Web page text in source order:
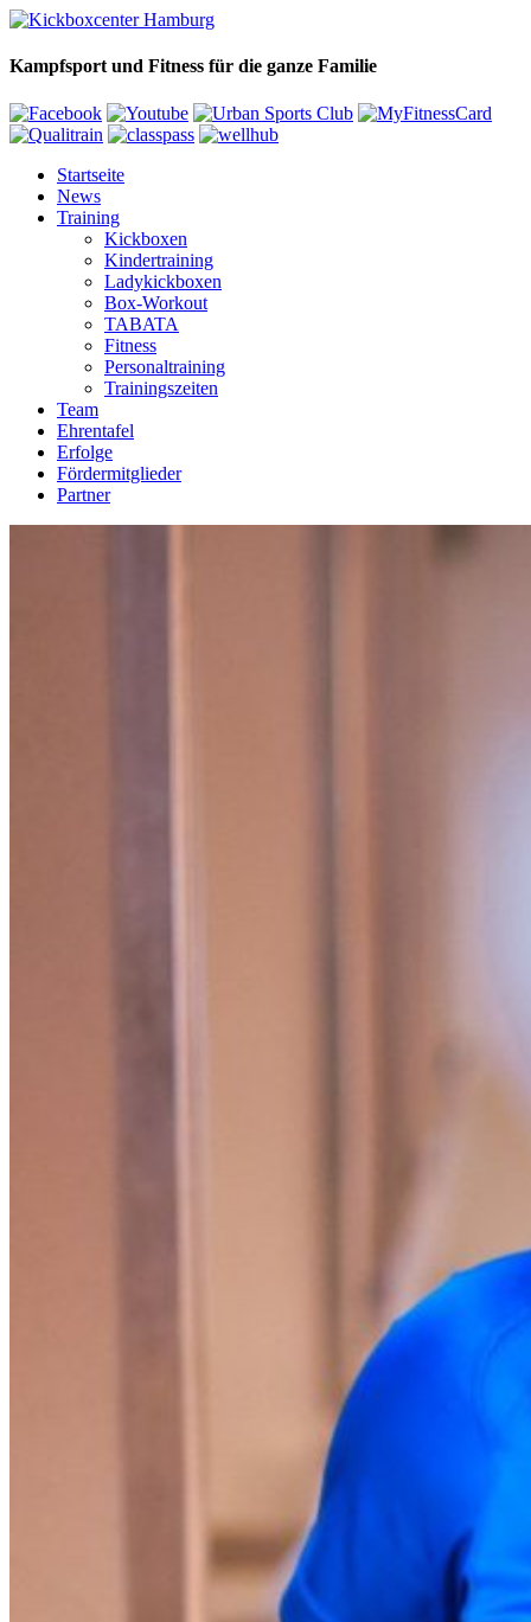
Kampfsport und Fitness für die ganze Familie
Startseite
News
Training
Kickboxen
Kindertraining
Ladykickboxen
Box-Workout
TABATA
Fitness
Personaltraining
Trainingszeiten
Team
Ehrentafel
Erfolge
Fördermitglieder
Partner